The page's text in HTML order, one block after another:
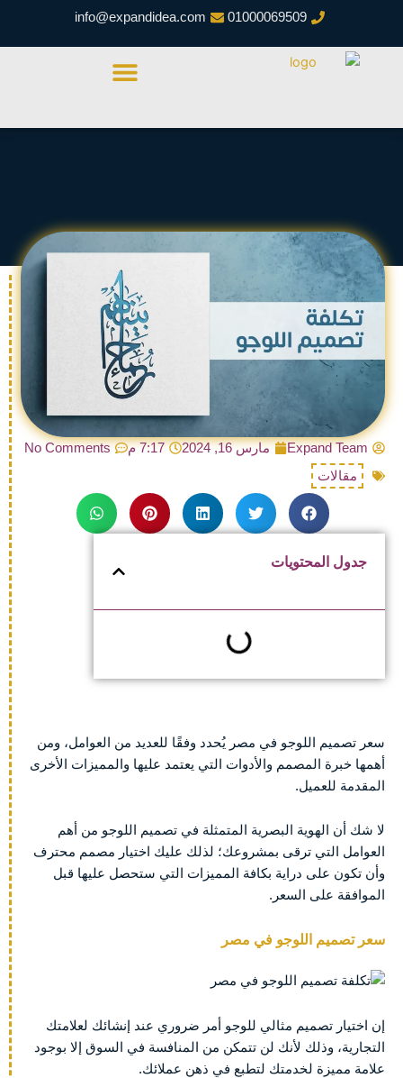
المحتوى
01000069509
info@expandidea.com
Expand Team مارس 16, 2024 7:17 م
No Comments
مقالات
جدول المحتويات
سعر تصميم اللوجو في مصر يُحدد وفقًا للعديد من العوامل، ومن
أهمها خبرة المصمم والأدوات التي يعتمد عليها والمميزات الأخرى
المقدمة للعميل.
لا شك أن الهوية البصرية المتمثلة في تصميم اللوجو من أهم
العوامل التي ترقى بمشروعك؛ لذلك عليك اختيار مصمم محترف
وأن تكون على دراية بكافة المميزات التي ستحصل عليها قبل
الموافقة على السعر.
سعر تصميم اللوجو في مصر
إن اختيار تصميم مثالي للوجو أمر ضروري عند إنشائك لعلامتك
التجارية، وذلك لأنك لن تتمكن من المنافسة في السوق إلا بوجود
علامة مميزة لخدمتك لتطبع في ذهن عملائك.